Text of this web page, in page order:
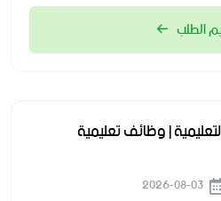
الطلب
| وظائف تعليمية